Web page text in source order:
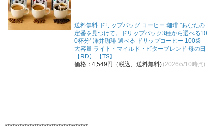
送料無料 ドリップバッグ コーヒー 珈琲 "あなたの
定番を見つけて。ドリップパック3種から選べる10
0杯分" 澤井珈琲 選べる ドリップコーヒー 100袋
大容量 ライト・マイルド・ビターブレンド 母の日
【RD】 【TS】
価格：4,549円（税込、送料無料) (2026/5/10時点)
**********************************